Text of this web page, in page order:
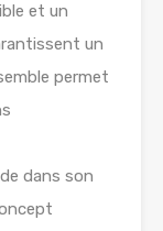
et un
un
permet
dans son